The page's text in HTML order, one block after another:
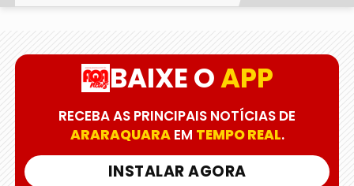
BAIXE OAPP
RECEBA AS PRINCIPAIS NOTÍCIAS DE
ARARAQUARAEM TEMPO REAL.
INSTALAR AGORA